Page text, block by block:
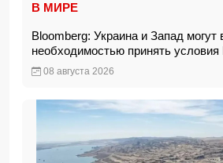
В МИРЕ
Bloomberg: Украина и Запад могут
необходимостью принять
08 августа 2026